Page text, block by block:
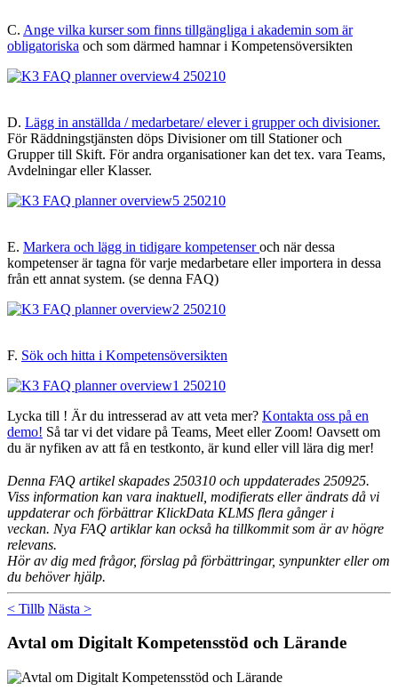
C. Ange vilka kurser som finns tillgängliga i akademin som är
obligatoriska och som därmed hamnar i Kompetensöversikten
D. Lägg in anställda / medarbetare/ elever i grupper och divisioner.
För Räddningstjänsten döps Divisioner om till Stationer och
Grupper till Skift. För andra organisationer kan det tex. vara Teams,
Avdelningar eller Klasser.
E. Markera och lägg in tidigare kompetenseroch när dessa
kompetenser är tagna för varje medarbetare eller importera in dessa
från ett annat system. (se denna FAQ)
F. Sök och hitta i Kompetensöversikten
Lycka till ! Är du intresserad av att veta mer? Kontakta oss på en
demo! Så tar vi det vidare på Teams, Meet eller Zoom! Oavsett om
du är nyfiken av att få en testkonto, är kund eller vill lära dig mer!
Denna FAQ artikel skapades 250310 och uppdaterades 250925.
Viss information kan vara inaktuell, modifierats eller ändrats då vi
uppdaterar och förbättrar KlickData KLMS flera gånger i
veckan. Nya FAQ artiklar kan också ha tillkommit som är av högre
relevans.
Hör av dig med frågor, förslag på förbättringar, synpunkter eller om
du behöver hjälp.
< Tillb Nästa >
Avtal om Digitalt Kompetensstöd och Lärande